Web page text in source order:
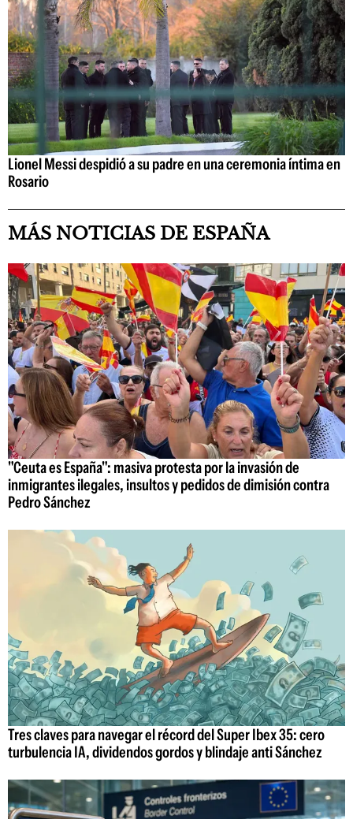
Lionel Messi despidió a su padre en una ceremonia íntima en
Rosario
MÁS NOTICIAS DE ESPAÑA
"Ceuta es España": masiva protesta por la invasión de
inmigrantes ilegales, insultos y pedidos de dimisión contra
Pedro Sánchez
Tres claves para navegar el récord del Super Ibex 35: cero
turbulencia IA, dividendos gordos y blindaje anti Sánchez